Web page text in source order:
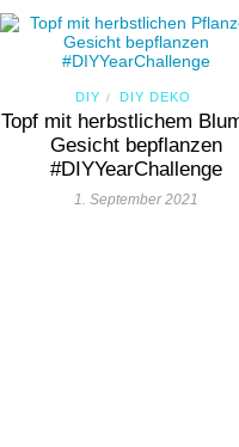
DIY / DIY DEKO
Topf mit herbstlichem
Gesicht bepflanzen
#DIYYearChallenge
1. September 2021